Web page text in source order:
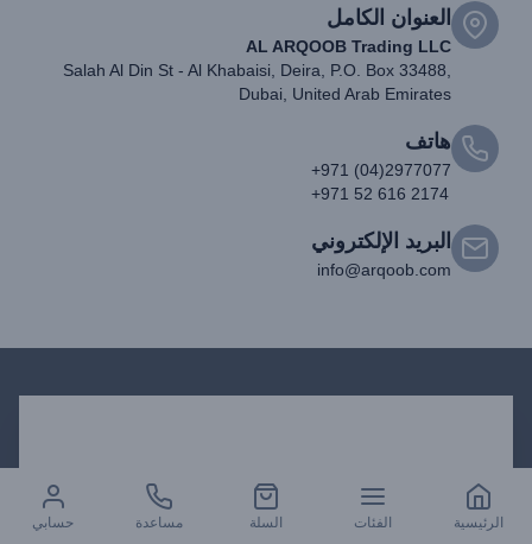
الرئيسية الفئات السلة مساعدة حسابي
العنوان الكامل
AL ARQOOB Trading LLC
Salah Al Din St - Al Khabaisi, Deira, P.O. Box 33488,
Dubai, United Arab Emirates
هاتف
+971 (04)2977077
+971 52 616 2174
البريد الإلكتروني
info@arqoob.com
احصل على التحديثات